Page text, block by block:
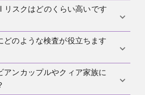
があります。
、まだ安全とは言えません。 あな
尊重しない相手は、提供者として
が多いです。
リスクはどのくらい高いです
す。無防備な性行為では粘膜接触
が広がりやすくなります。
どのような検査が役立ちます
梅毒、クラミジア、淋菌、B 型・C
し合う価値があります。 状況によ
アンカップルやクィア家族に